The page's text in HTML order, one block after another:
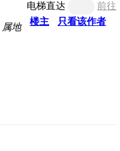
电梯直达
前往
楼主
只看该作者
属地